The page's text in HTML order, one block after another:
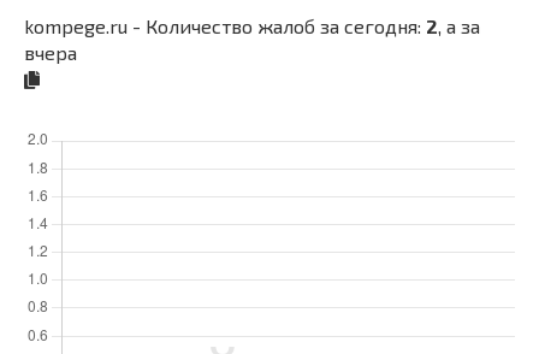
kompege.ru - Количество жалоб за сегодня: 2 , а за
вчера